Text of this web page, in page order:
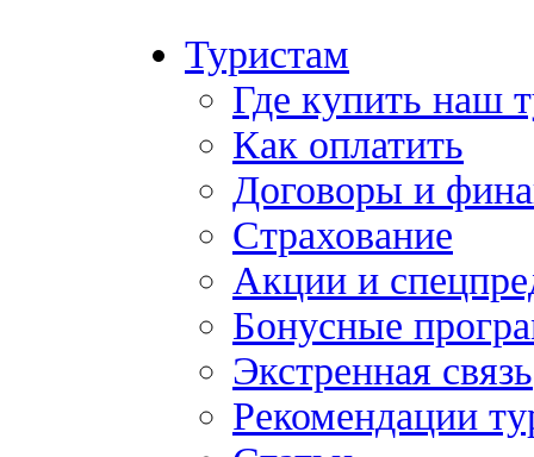
Туристам
Где купить наш
Как оплатить
Договоры и
Страхование
Акции и
Бонусные
Экстренная связь
Рекомендации